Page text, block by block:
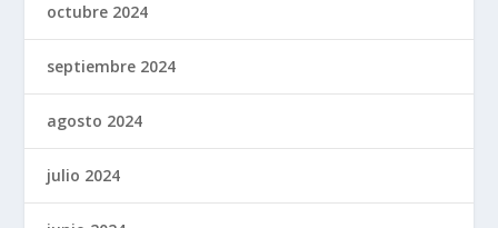
octubre 2024
septiembre 2024
agosto 2024
julio 2024